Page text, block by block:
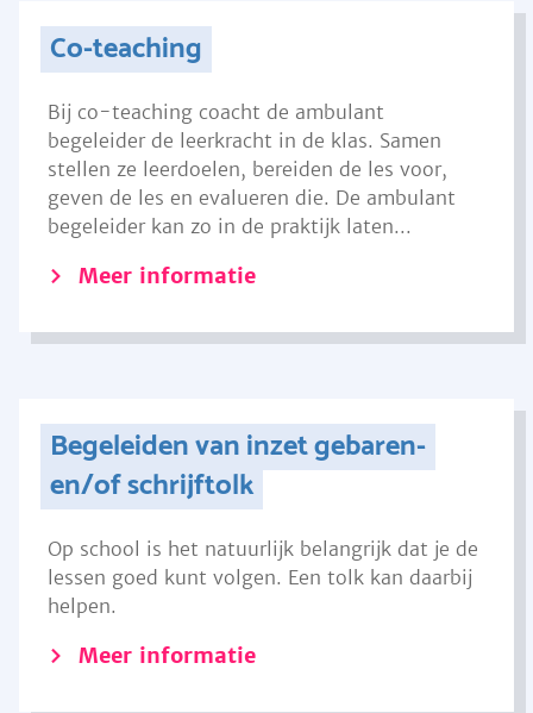
Co-teaching
Bij co-teaching coacht de ambulant
begeleider de leerkracht in de klas. Samen
stellen ze leerdoelen, bereiden de les voor,
geven de les en evalueren die. De ambulant
begeleider kan zo in de praktijk laten...
Meer informatie
Begeleiden van inzet gebaren-
en/of schrijftolk
Op school is het natuurlijk belangrijk dat je de
lessen goed kunt volgen. Een tolk kan daarbij
helpen.
Meer informatie